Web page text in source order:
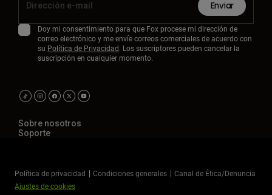
Enviar
Doy mi consentimiento para que Fox procese mi dirección de
correo electrónico y me envíe correos comerciales de acuerdo con
su Política de Privacidad. Los suscriptores pueden cancelar la
suscripción en cualquier momento.
Sobre nosotros
Soporte
Política de privacidad Condiciones generales
Canal de Ética/Denuncia
Ajustes de cookies